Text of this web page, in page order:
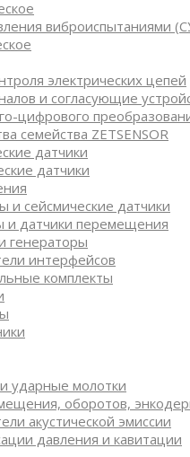
виброиспытаниями
электрических цепей
и согласующие
цифрового
семейства ZETSENSOR
датчики
датчики
и сейсмические датчики
и датчики перемещения
генераторы
интерфейсов
комплекты
ударные молотки
оборотов,
акустической эмиссии
давления и кавитации